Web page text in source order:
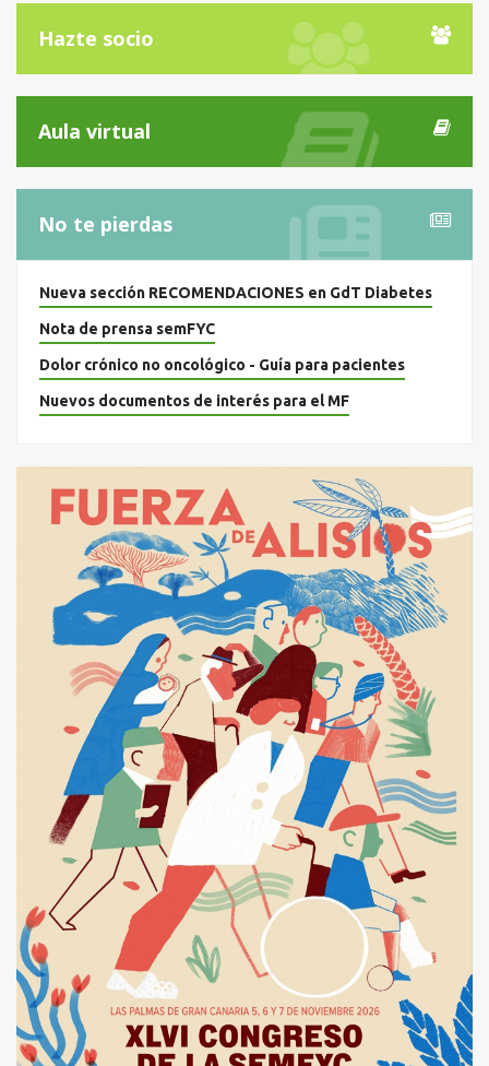
Hazte socio
Aula virtual
No te pierdas
Nueva sección RECOMENDACIONES en GdT Diabetes
Nota de prensa semFYC
Dolor crónico no oncológico - Guía para pacientes
Nuevos documentos de interés para el MF